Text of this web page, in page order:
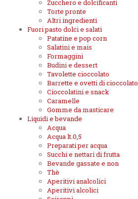
Zucchero e dolcificanti
Torte pronte
Altri ingredienti
Fuori pasto dolci e salati
Patatine e pop corn
Salatini e mais
Formaggini
Budini e dessert
Tavolette cioccolato
Barrette e ovetti di cioccolato
Cioccolatini e snack
Caramelle
Gomme da masticare
Liquidi e bevande
Acqua
Acqua lt.0,5
Preparati per acqua
Succhi e nettari di frutta
Bevande gassate e non
Thè
Aperitivi analcolici
Aperitivi alcolici